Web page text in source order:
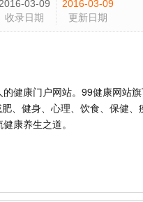
2016-03-09
收录日期
2016-03-09
更新日期
健康门户网站。99健康网站
、健身、心理、饮食、保健、
康养生之道。